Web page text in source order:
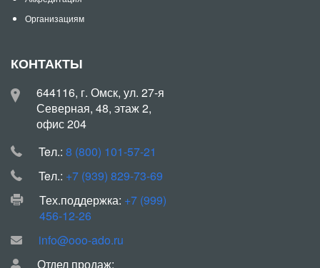
Организациям
КОНТАКТЫ
644116, г. Омск, ул. 27-я
Северная, 48, этаж 2,
офис 204
Teл.: 8 (800) 101-57-21
Teл.: +7 (939) 829-73-69
Тех.поддержка: +7 (999)
456-12-26
info@ooo-ado.ru
Отдел продаж: